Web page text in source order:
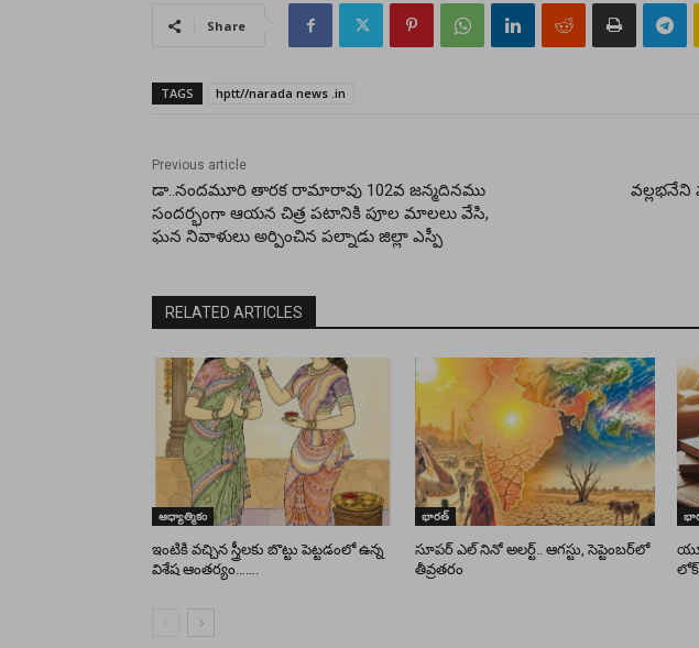
Share
TAGS hptt//narada news .in
Previous article
డా..నందమూరి తారక రామారావు 102వ జన్మదినము
సందర్భంగా ఆయన చిత్ర పటానికి పూల మాలలు వేసి,
ఘన నివాళులు అర్పించిన పల్నాడు జిల్లా ఎస్పీ
వల్లభనేని
RELATED ARTICLES
ఆధ్యాత్మికం
ఇంటికి వచ్చిన స్త్రీలకు బొట్టు పెట్టడంలో ఉన్న
విశేష ఆంతర్యం…….
భారత్
సూపర్ ఎల్ నినో అలర్ట్.. ఆగస్టు, సెప్టెంబర్‌లో
తీవ్రతరం